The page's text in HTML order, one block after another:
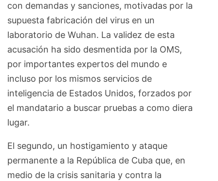
con demandas y sanciones, motivadas por la
supuesta fabricación del virus en un
laboratorio de Wuhan. La validez de esta
acusación ha sido desmentida por la OMS,
por importantes expertos del mundo e
incluso por los mismos servicios de
inteligencia de Estados Unidos, forzados por
el mandatario a buscar pruebas a como diera
lugar.
El segundo, un hostigamiento y ataque
permanente a la República de Cuba que, en
medio de la crisis sanitaria y contra la